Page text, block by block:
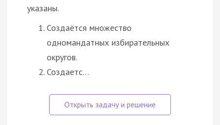
указаны.
Создаётся множество
одномандатных избирательных
округов.
Создаетс…